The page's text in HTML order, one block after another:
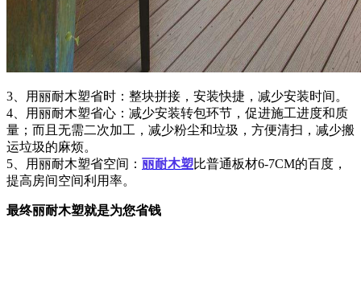
3、用丽耐木塑省时：整块拼接，安装快捷，减少安装时间。
4、用丽耐木塑省心：减少安装转包环节， 促进施工进度和质
量；而且无需二次加工，减少粉尘和垃圾，方便清扫，减少搬
运垃圾的麻烦。
5、用丽耐木塑省空间 ： 丽耐木塑比普通板材6-7CM的百度 ，
提高房间空间利用率。
最终丽耐木塑就是为您省钱